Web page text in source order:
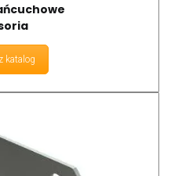
katalog